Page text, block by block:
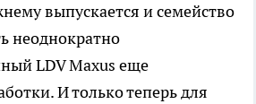
выпускается и семейство
неоднократно
LDV Maxus еще
И только теперь для